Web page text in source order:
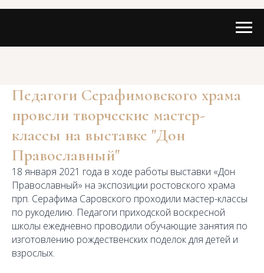
Педагоги Серафимовского храма
провели творческие мастер-
классы на выставке "Дон
Православный"
18 января 2021 года в ходе работы выставки «Дон
Православный» на экспозиции ростовского храма
прп. Серафима Саровского проходили мастер-классы
по рукоделию. Педагоги приходской воскресной
школы ежедневно проводили обучающие занятия по
изготовлению рождественских поделок для детей и
взрослых.